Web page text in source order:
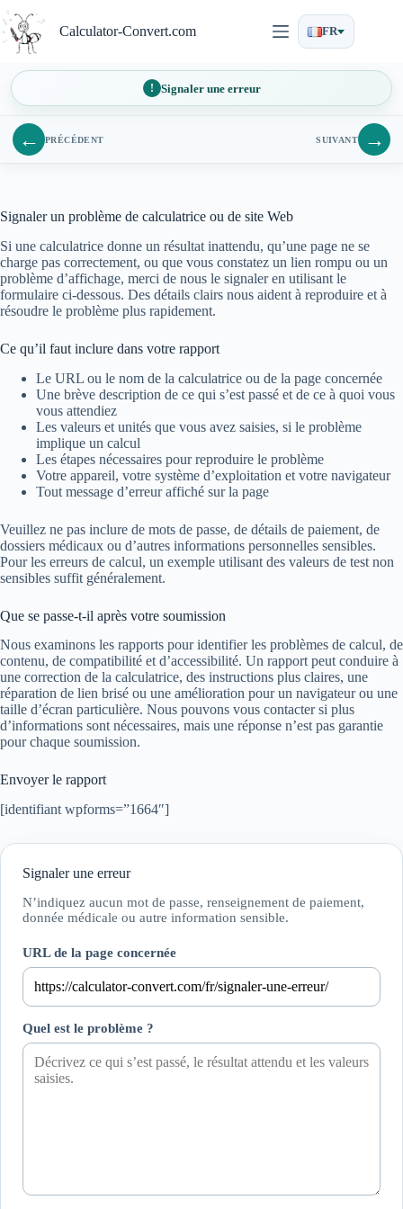
au
contenu
Calculator-Convert.com FR
Signaler une erreur
← PRÉCÉDENT SUIVANT →
Signaler un problème de calculatrice ou de site Web
Si une calculatrice donne un résultat inattendu, qu’une page ne se
charge pas correctement, ou que vous constatez un lien rompu ou un
problème d’affichage, merci de nous le signaler en utilisant le
formulaire ci-dessous. Des détails clairs nous aident à reproduire et à
résoudre le problème plus rapidement.
Ce qu’il faut inclure dans votre rapport
Le URL ou le nom de la calculatrice ou de la page concernée
Une brève description de ce qui s’est passé et de ce à quoi vous
vous attendiez
Les valeurs et unités que vous avez saisies, si le problème
implique un calcul
Les étapes nécessaires pour reproduire le problème
Votre appareil, votre système d’exploitation et votre navigateur
Tout message d’erreur affiché sur la page
Veuillez ne pas inclure de mots de passe, de détails de paiement, de
dossiers médicaux ou d’autres informations personnelles sensibles.
Pour les erreurs de calcul, un exemple utilisant des valeurs de test non
sensibles suffit généralement.
Que se passe-t-il après votre soumission
Nous examinons les rapports pour identifier les problèmes de calcul, de
contenu, de compatibilité et d’accessibilité. Un rapport peut conduire à
une correction de la calculatrice, des instructions plus claires, une
réparation de lien brisé ou une amélioration pour un navigateur ou une
taille d’écran particulière. Nous pouvons vous contacter si plus
d’informations sont nécessaires, mais une réponse n’est pas garantie
pour chaque soumission.
Envoyer le rapport
[identifiant wpforms=”1664″]
Signaler une erreur
N’indiquez aucun mot de passe, renseignement de paiement,
donnée médicale ou autre information sensible.
URL de la page concernée
Quel est le problème ?